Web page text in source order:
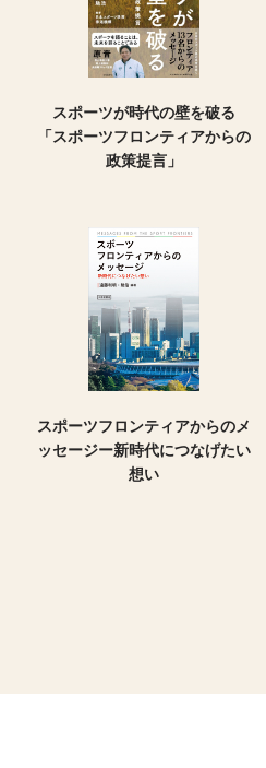
スポーツが時代の壁を破る
「スポーツフロンティアからの
政策提言」
スポーツフロンティアからのメ
ッセージー新時代につなげたい
想い